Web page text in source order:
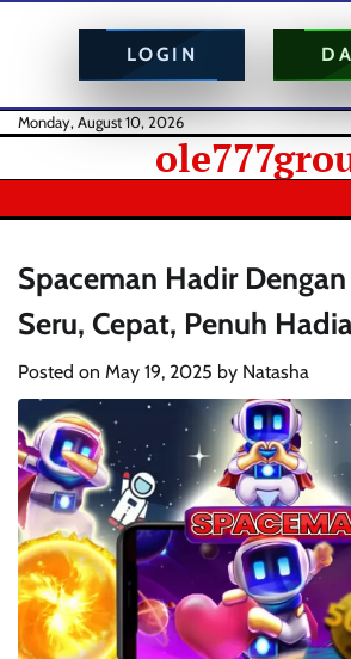
LOGIN
Skip
content
Monday, August 10, 2026
Spaceman Hadir
Seru, Cepat, Penuh
Posted on May 19, 2025 by Natasha